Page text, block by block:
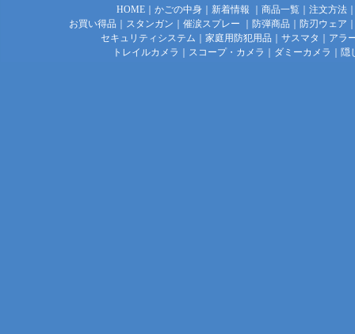
HOME｜ かごの中身｜ 新着情報 商品一覧｜ 注文方法
お買い得品
スタンガン 催涙スプレー 防弾商品 防刃ウェア
セキュリティシステム
家庭用防犯用品 サスマタ
アラ
トレイルカメラ
スコープ・カメラ ダミーカメラ 隠